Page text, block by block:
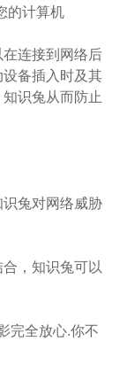
计算机
连接到网络后
备插入时及其
识兔从而防止
兔对网络威胁
，知识兔可以
全放心.你不